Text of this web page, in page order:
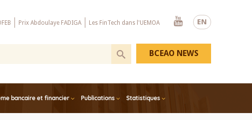
EN
Prix Abdoulaye FADIGA Les FinTech dans l'UEMOA
Youtube
bancaire et financier Publications Statistiques
BCEAO NEWS